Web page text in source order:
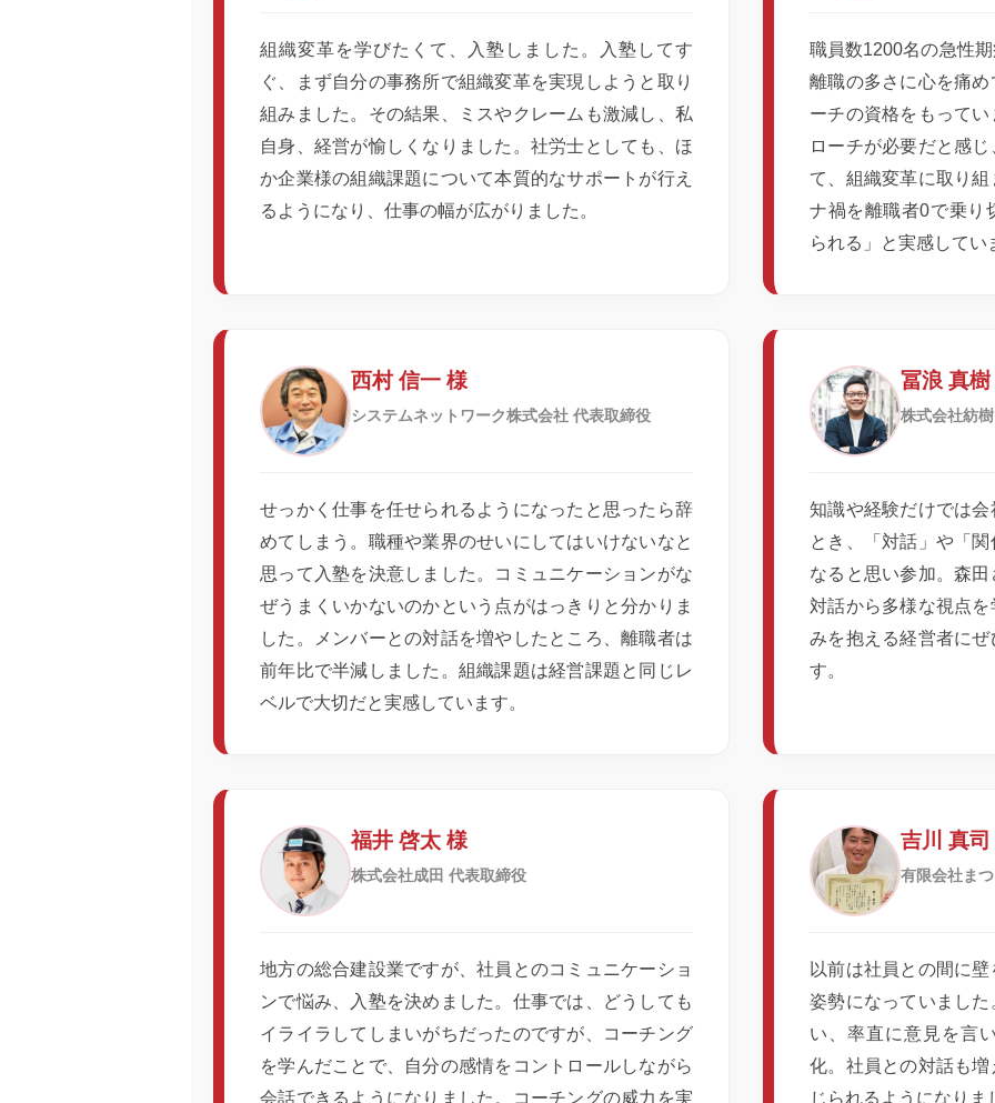
組織変革を学びたくて、入塾しました。入塾してす
ぐ、まず自分の事務所で組織変革を実現しようと取り
組みました。その結果、ミスやクレームも激減し、私
自身、経営が愉しくなりました。社労士としても、ほ
か企業様の組織課題について本質的なサポートが行え
るようになり、仕事の幅が広がりました。
職員数1200名の急性
離職の多さに心を痛
ーチの資格をもって
ローチが必要だと感
て、組織変革に取り
ナ禍を離職者0で乗り
られる」と実感してい
西村 信一 様
システムネットワーク株式会社 代表取締役
せっかく仕事を任せられるようになったと思ったら辞
めてしまう。職種や業界のせいにしてはいけないなと
思って入塾を決意しました。コミュニケーションがな
ぜうまくいかないのかという点がはっきりと分かりま
した。メンバーとの対話を増やしたところ、離職者は
前年比で半減しました。組織課題は経営課題と同じレ
ベルで大切だと実感しています。
冨浪 真樹
株式会社紡
知識や経験だけでは
とき、「対話」や「
なると思い参加。森
対話から多様な視点
みを抱える経営者に
す。
福井 啓太 様
株式会社成田 代表取締役
地方の総合建設業ですが、社員とのコミュニケーショ
ンで悩み、入塾を決めました。仕事では、どうしても
イライラしてしまいがちだったのですが、コーチング
を学んだことで、自分の感情をコントロールしながら
会話できるようになりました。コーチングの威力を実
吉川 真司
有限会社ま
以前は社員との間に
姿勢になっていまし
い、率直に意見を言
化。社員との対話も
じられるようになりま